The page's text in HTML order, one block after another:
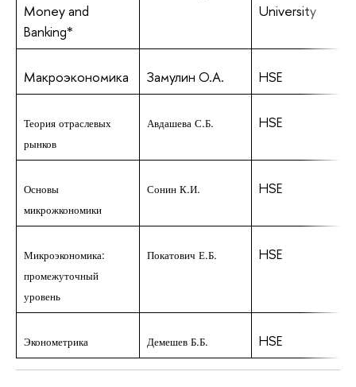
Money and
Banking*
University
Макроэкономика Замулин О.А. HSE
Теория отраслевых
рынков
Авдашева С.Б. HSE
Основы
микрожкономики
Сонин К.И. HSE
Микроэкономика:
промежуточный
уровень
Покатович Е.Б. HSE
Эконометрика Демешев Б.Б. HSE